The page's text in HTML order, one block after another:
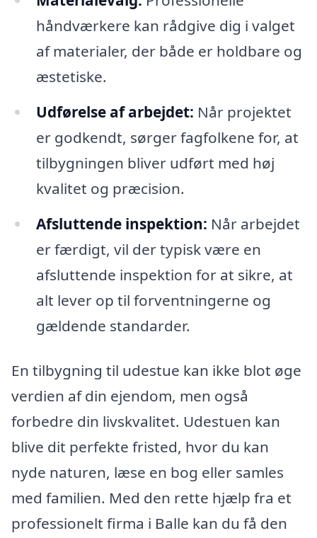
håndværkere kan rådgive dig i valget
af materialer, der både er holdbare og
æstetiske.
Udførelse af arbejdet: Når projektet
er godkendt, sørger fagfolkene for, at
tilbygningen bliver udført med høj
kvalitet og præcision.
Afsluttende inspektion: Når arbejdet
er færdigt, vil der typisk være en
afsluttende inspektion for at sikre, at
alt lever op til forventningerne og
gældende standarder.
En tilbygning til udestue kan ikke blot øge
verdien af din ejendom, men også
forbedre din livskvalitet. Udestuen kan
blive dit perfekte fristed, hvor du kan
nyde naturen, læse en bog eller samles
med familien. Med den rette hjælp fra et
professionelt firma i Balle kan du få den